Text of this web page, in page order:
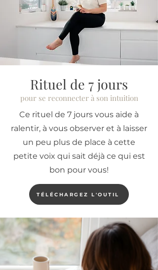
Rituel de 7 jours
pour se reconnecter à son intuition
Ce rituel de 7 jours vous aide à
ralentir, à vous observer et à laisser
un peu plus de place à cette
petite voix qui sait déjà ce qui est
bon pour vous!
TÉLÉCHARGEZ L'OUTIL